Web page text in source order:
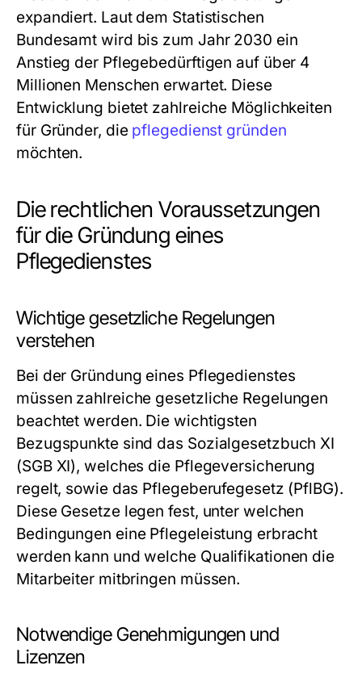
expandiert. Laut dem Statistischen
Bundesamt wird bis zum Jahr 2030 ein
Anstieg der Pflegebedürftigen auf über 4
Millionen Menschen erwartet. Diese
Entwicklung bietet zahlreiche Möglichkeiten
für Gründer, die pflegedienst gründen
möchten.
Die rechtlichen Voraussetzungen
für die Gründung eines
Pflegedienstes
Wichtige gesetzliche Regelungen
verstehen
Bei der Gründung eines Pflegedienstes
müssen zahlreiche gesetzliche Regelungen
beachtet werden. Die wichtigsten
Bezugspunkte sind das Sozialgesetzbuch XI
(SGB XI), welches die Pflegeversicherung
regelt, sowie das Pflegeberufegesetz (PflBG).
Diese Gesetze legen fest, unter welchen
Bedingungen eine Pflegeleistung erbracht
werden kann und welche Qualifikationen die
Mitarbeiter mitbringen müssen.
Notwendige Genehmigungen und
Lizenzen